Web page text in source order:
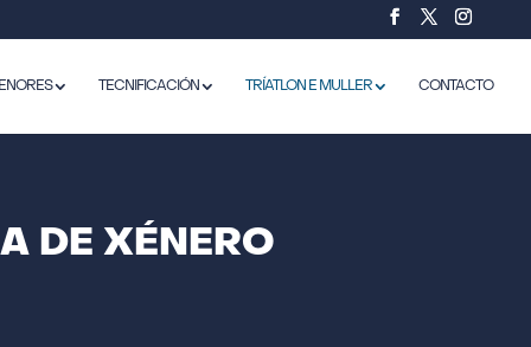
TECNIFICACIÓN TRÍATLON E MULLER CONTACTO
DE XÉNERO